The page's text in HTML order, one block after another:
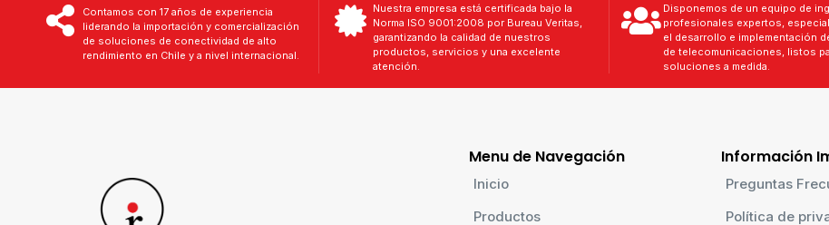
Contamos con 17 años de experiencia
liderando la importación y comercialización
de soluciones de conectividad de alto
rendimiento en Chile y a nivel internacional.
Nuestra empresa está certificada bajo la
Norma ISO 9001:2008 por Bureau Veritas,
garantizando la calidad de nuestros
productos, servicios y una excelente
atención.
Disponemos de un equipo de
profesionales expertos,
el desarrollo e implementación
de telecomunicaciones, listos
soluciones a medida.
Menu de Navegación
Inicio
Productos
Información
Preguntas
Política de